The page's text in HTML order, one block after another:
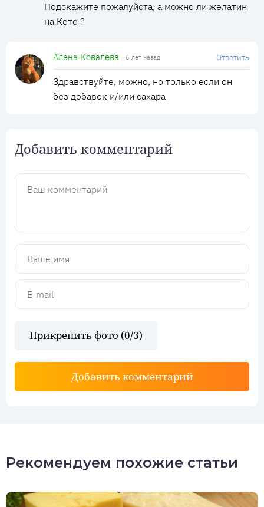
Подскажите пожалуйста, а можно ли желатин
на Кето ?
Алена Ковалёва 6 лет назад Ответить
Здравствуйте, можно, но только если он
без добавок и/или сахара
Добавить комментарий
Прикрепить фото (0/3)
Добавить комментарий
Рекомендуем похожие статьи